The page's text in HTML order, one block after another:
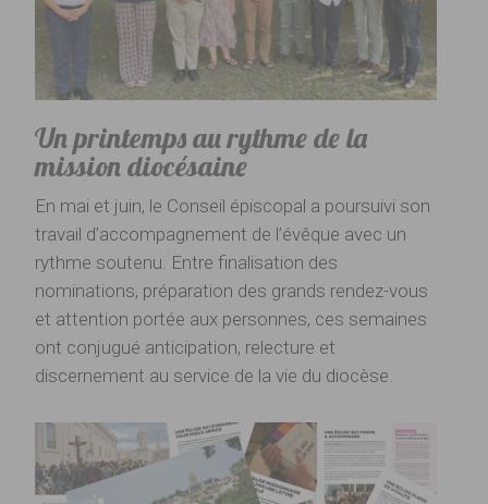
Un printemps au rythme de la
mission diocésaine
En mai et juin, le Conseil épiscopal a poursuivi son
travail d’accompagnement de l’évêque avec un
rythme soutenu. Entre finalisation des
nominations, préparation des grands rendez-vous
et attention portée aux personnes, ces semaines
ont conjugué anticipation, relecture et
discernement au service de la vie du diocèse.